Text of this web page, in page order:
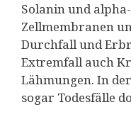
Solanin und
Zellmembranen
Durchfall und
Extremfall auch
Lähmungen. In
sogar Todesfälle